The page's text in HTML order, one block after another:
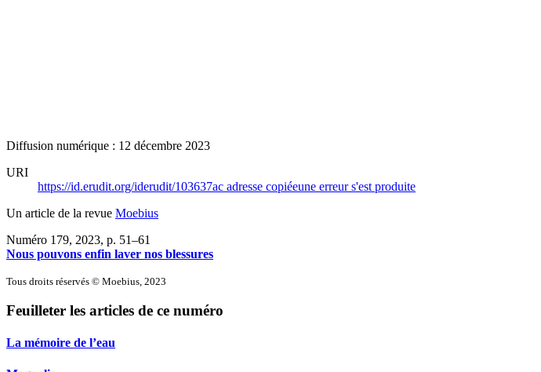
Diffusion numérique : 12 décembre 2023
URI
https://id.erudit.org/iderudit/103637ac adresse copiéeune erreur s'est produite
Un article de la revue Moebius
Numéro 179, 2023, p. 51–61
Nous pouvons enfin laver nos blessures
Tous droits réservés © Moebius, 2023
Feuilleter les articles de ce numéro
La mémoire de l’eau